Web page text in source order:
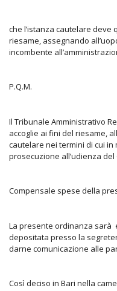
che l’istanza cautelare deve
riesame, assegnando
incombente
P.Q.M.
Il Tribunale Amministrativo
accoglie ai fini del riesame,
cautelare nei termini di cui
prosecuzione all’udienza del
Compensale spese della
La presente ordinanza sarà
depositata presso la
darne comunicazione alle
Così deciso in Bari nella